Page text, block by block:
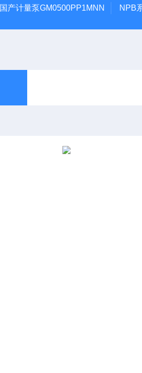
国产计量泵GM0500PP1MNN NPB